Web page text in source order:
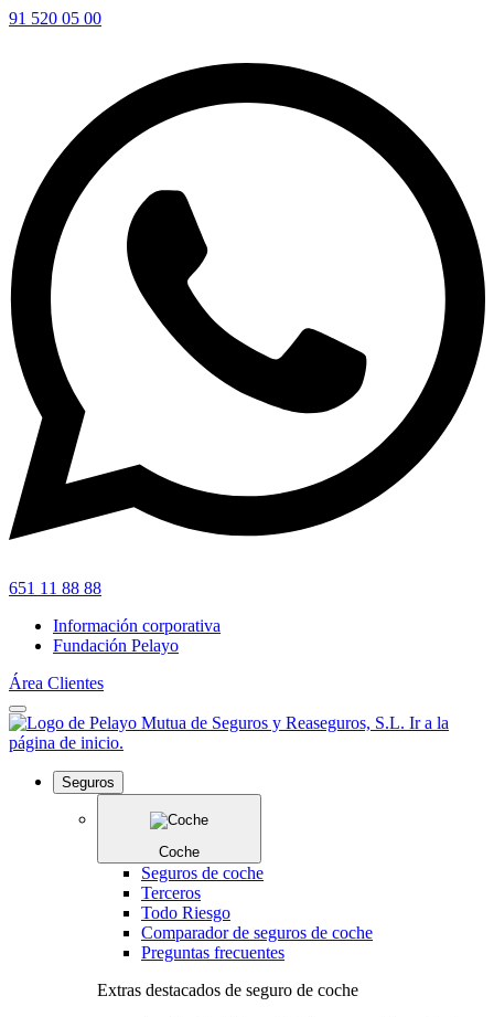
91 520 05 00
651 11 88 88
Información corporativa
Fundación Pelayo
Área Clientes
Seguros
Coche
Seguros de coche
Terceros
Todo Riesgo
Comparador de seguros de coche
Preguntas frecuentes
Extras destacados de seguro de coche